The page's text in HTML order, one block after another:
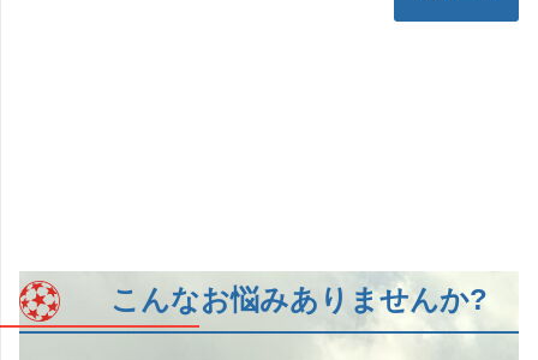
こんなお悩みありませんか?